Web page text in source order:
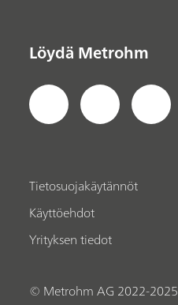
Löydä Metrohm
Tietosuojakäytännöt
Käyttöehdot
Yrityksen tiedot
© Metrohm AG 2022-2025